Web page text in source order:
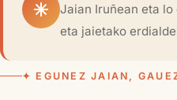
Jaian Iruñean eta
eta jaietako
✦ EGUNEZ JAIAN,